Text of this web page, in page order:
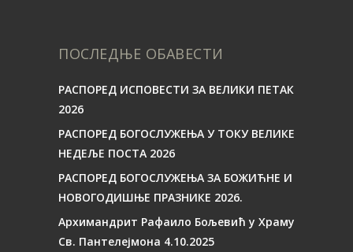
ПОСЛЕДЊЕ ОБАВЕСТИ
РАСПОРЕД ИСПОВЕСТИ ЗА ВЕЛИКИ ПЕТАК
2026
РАСПОРЕД БОГОСЛУЖЕЊА У ТОКУ ВЕЛИКЕ
НЕДЕЉЕ ПОСТА 2026
РАСПОРЕД БОГОСЛУЖЕЊА ЗА БОЖИЋНЕ И
НОВОГОДИШЊЕ ПРАЗНИКЕ 2026.
Архимандрит Рафаило Бољевић у Храму
Св. Пантелејмона 4.10.2025